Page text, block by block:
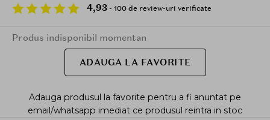
4,93 - 100 de review-uri verificate
Produs indisponibil momentan
ADAUGA LA FAVORITE
Adauga produsul la favorite pentru a fi anuntat pe
email/whatsapp imediat ce produsul reintra in stoc